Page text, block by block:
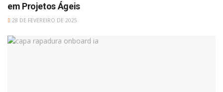
em Projetos Ágeis
28 DE FEVEREIRO DE 2025